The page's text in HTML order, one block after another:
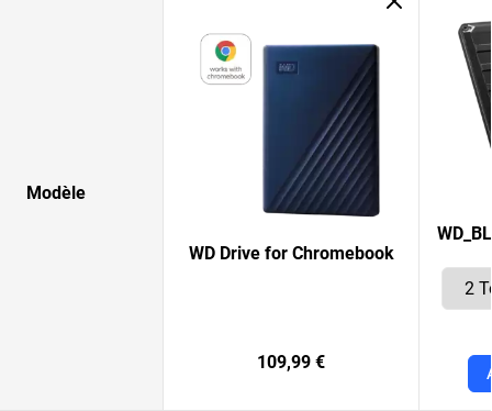
Modèle
WD Drive for Chromebook
109,99 €